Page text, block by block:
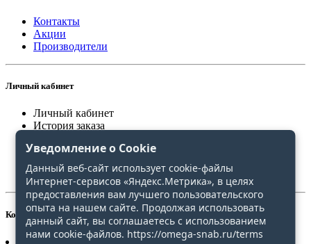
Контакты
Акции
Производители
Личный кабинет
Личный кабинет
История заказа
Сравнение
Контакты
+7(4212)20-30-31
Уведомление о Cookie
Данный веб-сайт использует cookie-файлы
Интернет-сервисов «Яндекс.Метрика», в целях
предоставления вам лучшего пользовательского
опыта на нашем сайте. Продолжая использовать
данный сайт, вы соглашаетесь с использованием
нами cookie-файлов. https://omega-snab.ru/terms